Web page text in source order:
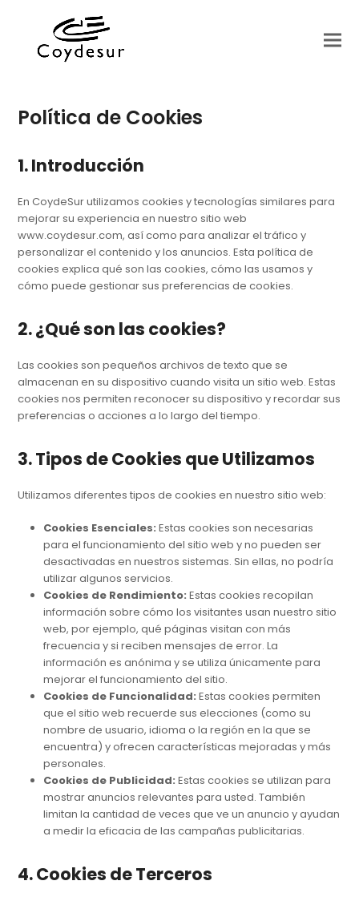
Política de Cookies
1. Introducción
En CoydeSur utilizamos cookies y tecnologías similares para
mejorar su experiencia en nuestro sitio web
www.coydesur.com, así como para analizar el tráfico y
personalizar el contenido y los anuncios. Esta política de
cookies explica qué son las cookies, cómo las usamos y
cómo puede gestionar sus preferencias de cookies.
2. ¿Qué son las cookies?
Las cookies son pequeños archivos de texto que se
almacenan en su dispositivo cuando visita un sitio web. Estas
cookies nos permiten reconocer su dispositivo y recordar sus
preferencias o acciones a lo largo del tiempo.
3. Tipos de Cookies que Utilizamos
Utilizamos diferentes tipos de cookies en nuestro sitio web:
Cookies Esenciales: Estas cookies son necesarias
para el funcionamiento del sitio web y no pueden ser
desactivadas en nuestros sistemas. Sin ellas, no podría
utilizar algunos servicios.
Cookies de Rendimiento: Estas cookies recopilan
información sobre cómo los visitantes usan nuestro sitio
web, por ejemplo, qué páginas visitan con más
frecuencia y si reciben mensajes de error. La
información es anónima y se utiliza únicamente para
mejorar el funcionamiento del sitio.
Cookies de Funcionalidad: Estas cookies permiten
que el sitio web recuerde sus elecciones (como su
nombre de usuario, idioma o la región en la que se
encuentra) y ofrecen características mejoradas y más
personales.
Cookies de Publicidad: Estas cookies se utilizan para
mostrar anuncios relevantes para usted. También
limitan la cantidad de veces que ve un anuncio y ayudan
a medir la eficacia de las campañas publicitarias.
4. Cookies de Terceros